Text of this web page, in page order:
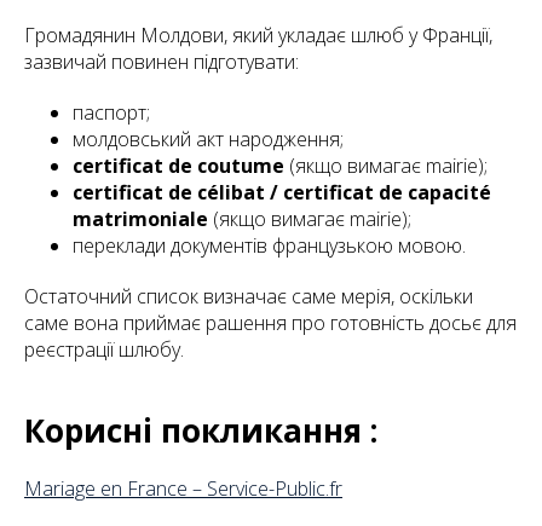
Громадянин Молдови, який укладає шлюб у Франції,
зазвичай повинен підготувати:
паспорт;
молдовський акт народження;
certificat de coutume (якщо вимагає mairie);
certificat de célibat / certificat de capacité
matrimoniale (якщо вимагає mairie);
переклади документів французькою мовою.
Остаточний список визначає саме мерія, оскільки
саме вона приймає рашення про готовність досьє для
реєстрації шлюбу.
Корисні покликання :
Mariage en France – Service-Public.fr